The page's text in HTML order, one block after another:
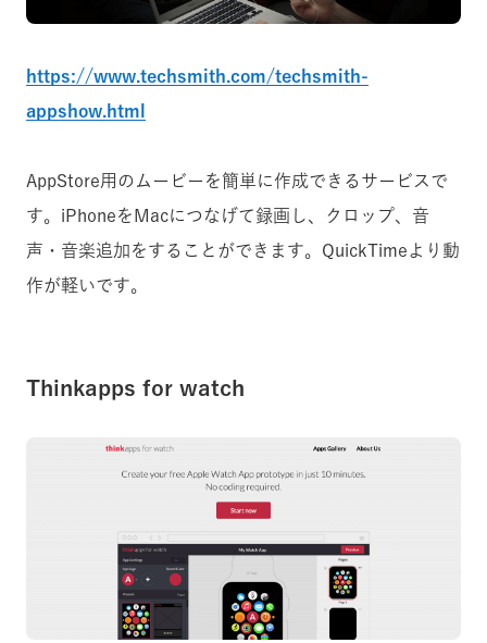
https://www.techsmith.com/techsmith-
appshow.html
AppStore用のムービーを簡単に作成できるサービスで
す。iPhoneをMacにつなげて録画し、クロップ、音
声・音楽追加をすることができます。QuickTimeより動
作が軽いです。
Thinkapps for watch